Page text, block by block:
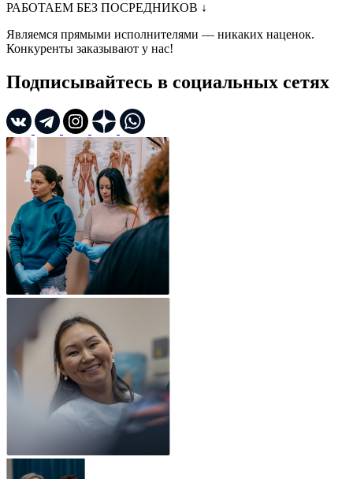
РАБОТАЕМ БЕЗ ПОСРЕДНИКОВ ↓
Являемся прямыми исполнителями — никаких наценок.
Конкуренты заказывают у нас!
Подписывайтесь в социальных сетях